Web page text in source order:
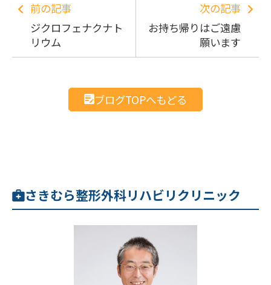
前の記事
ジクロフェナクナト
リウム
次の記事
お持ち帰りはご遠慮
願います
ブログTOPへもどる
さきむら整形外科リハビリクリニック